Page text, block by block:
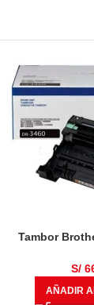
Tambor
L5650DN /
L6900DW /
S/
AÑADIR